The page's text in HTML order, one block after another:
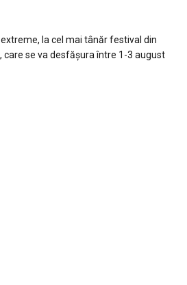
la cel mai tânăr festival din
care se va desfășura între 1-3 august